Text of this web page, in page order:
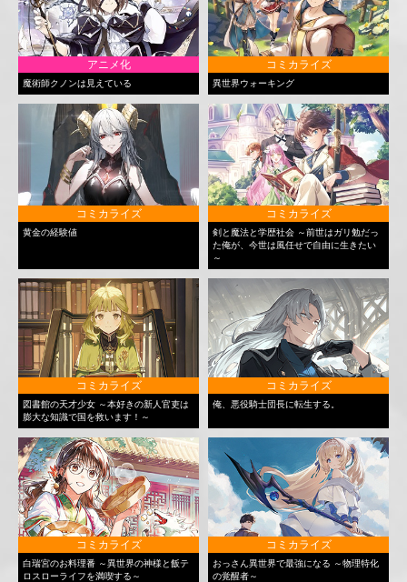
アニメ化
魔術師クノンは見えている
コミカライズ
異世界ウォーキング
コミカライズ
黄金の経験値
コミカライズ
剣と魔法と学歴社会 ～前世はガリ勉だっ
た俺が、今世は風任せで自由に生きたい
～
コミカライズ
図書館の天才少女 ～本好きの新人官吏は
膨大な知識で国を救います！～
コミカライズ
俺、悪役騎士団長に転生する。
コミカライズ
白瑞宮のお料理番 ～異世界の神様と飯テ
ロスローライフを満喫する～
コミカライズ
おっさん異世界で最強になる ～物理特化
の覚醒者～